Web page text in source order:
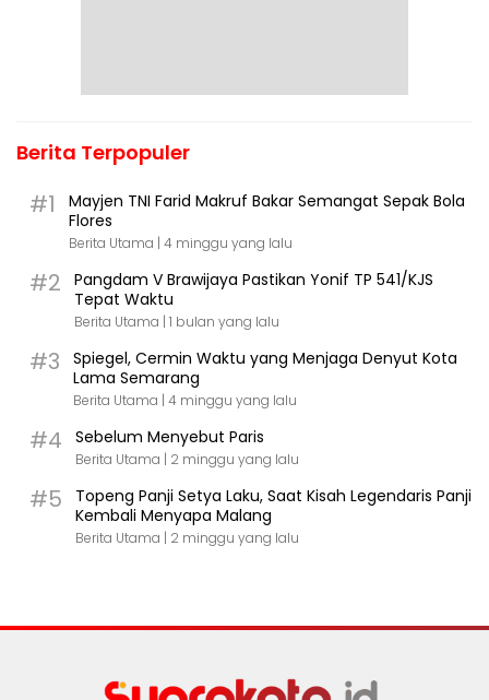
Berita Terpopuler
#1
Mayjen TNI Farid Makruf Bakar Semangat Sepak Bola
Flores
Berita Utama | 4 minggu yang lalu
#2
Pangdam V Brawijaya Pastikan Yonif TP 541/KJS
Tepat Waktu
Berita Utama | 1 bulan yang lalu
#3
Spiegel, Cermin Waktu yang Menjaga Denyut Kota
Lama Semarang
Berita Utama | 4 minggu yang lalu
#4 Sebelum Menyebut Paris
Berita Utama | 2 minggu yang lalu
#5
Topeng Panji Setya Laku, Saat Kisah Legendaris Panji
Kembali Menyapa Malang
Berita Utama | 2 minggu yang lalu